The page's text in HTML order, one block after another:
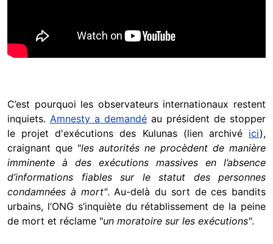
C’est pourquoi les observateurs internationaux restent
inquiets. Amnesty a demandé au président de stopper
le projet d'exécutions des Kulunas (lien archivé ici),
craignant que "les autorités ne procèdent de manière
imminente à des exécutions massives en l’absence
d’informations fiables sur le statut des personnes
condamnées à mort". Au-delà du sort de ces bandits
urbains, l’ONG s’inquiète du rétablissement de la peine
de mort et réclame "un moratoire sur les exécutions".